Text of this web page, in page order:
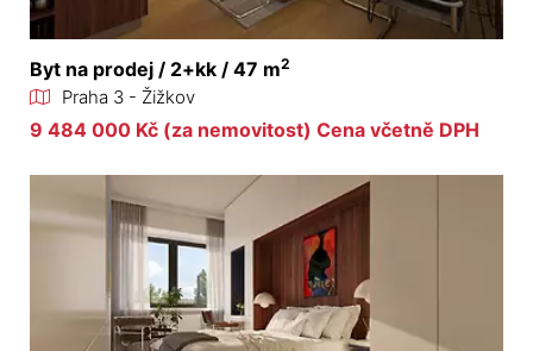
Byt na prodej / 2+kk / 47 m2
Praha 3 - Žižkov
9 484 000 Kč (za nemovitost) Cena včetně DPH